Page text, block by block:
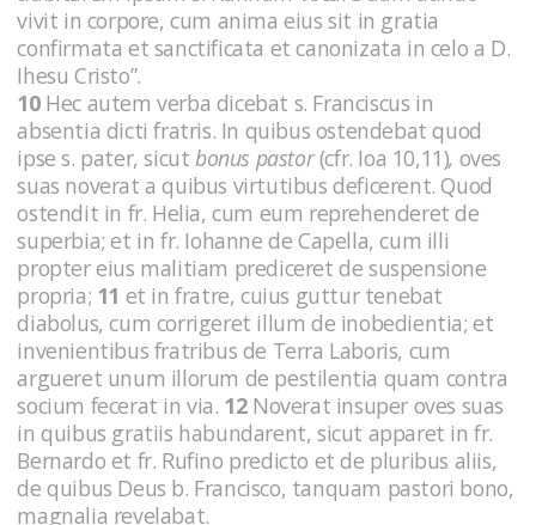
vivit in corpore, cum anima eius sit in gratia
confirmata et sanctificata et canonizata in celo a D.
Ihesu Cristo”.
10Hec autem verba dicebat s. Franciscus in
absentia dicti fratris. In quibus ostendebat quod
ipse s. pater, sicut bonus pastor(cfr. Ioa 10,11), oves
suas noverat a quibus virtutibus deficerent. Quod
ostendit in fr. Helia, cum eum reprehenderet de
superbia; et in fr. Iohanne de Capella, cum illi
propter eius malitiam prediceret de suspensione
propria; 11 et in fratre, cuius guttur tenebat
diabolus, cum corrigeret illum de inobedientia; et
invenientibus fratribus de Terra Laboris, cum
argueret unum illorum de pestilentia quam contra
socium fecerat in via. 12Noverat insuper oves suas
in quibus gratiis habundarent, sicut apparet in fr.
Bernardo et fr. Rufino predicto et de pluribus aliis,
de quibus Deus b. Francisco, tanquam pastori bono,
magnalia revelabat.